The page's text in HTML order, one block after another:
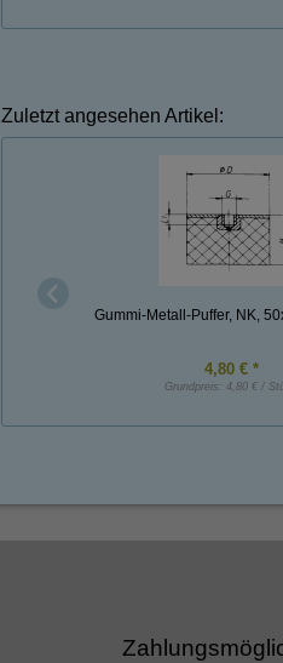
Zuletzt angesehen Artikel:
Gummi-Metall-Puffer, NK,
4,80 € *
Grundpreis: 4,80 € /